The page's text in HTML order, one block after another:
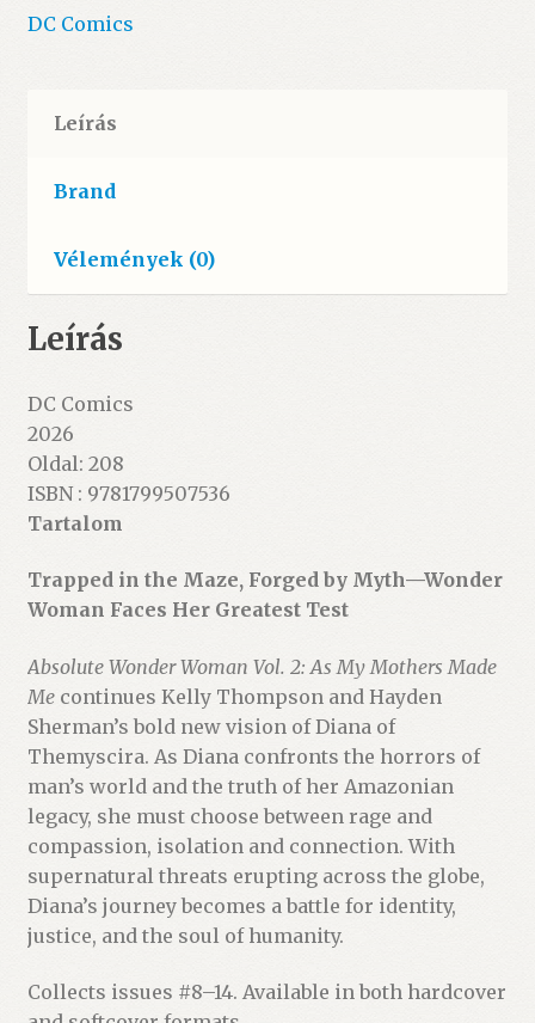
Made
DC Comics
Leírás
Brand
Vélemények (0)
Leírás
DC Comics
2026
Oldal: 208
ISBN : 9781799507536
Tartalom
Trapped in the Maze, Forged by Myth—Wonder
Woman Faces Her Greatest Test
Absolute Wonder Woman Vol. 2: As My Mothers Made
Mecontinues Kelly Thompson and Hayden
Sherman’s bold new vision of Diana of
Themyscira. As Diana confronts the horrors of
man’s world and the truth of her Amazonian
legacy, she must choose between rage and
compassion, isolation and connection. With
supernatural threats erupting across the globe,
Diana’s journey becomes a battle for identity,
justice, and the soul of humanity.
Collects issues #8–14. Available in both hardcover